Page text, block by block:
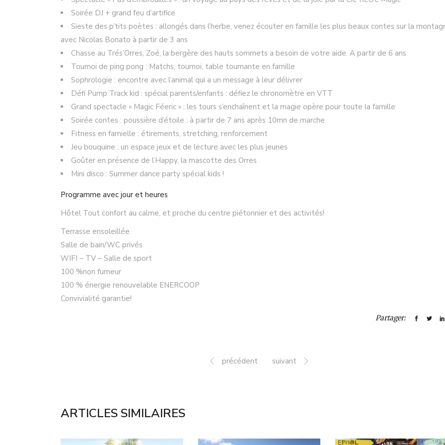
Soirée DJ + grand feu d’artifice
Sieste des p’tits poètes : allongés dans l’herbe, venez écouter en famille les plus beaux contes sur la
avec Nicolas Bonato à partir de 3 ans
Chasse au Trés’Orres, Zoé, la bergère des hauts sommets a besoin de votre aide. A partir de 6 ans
Tournoi de ping pong : Matchs, tournoi, table tournante en famille
Sophrologie : encontre avec l’animal qui a un message à leur délivrer
Défi Pump Track kid : spécial parents/enfants : défiez le chronomètre en VTT
Grand spectacle « Magic Féeric » : les tours s’enchaînent et la magie opère pour toute la famille
Soirée contes : poussière d’étoile : à partir de 7 ans après 10mn de marche
Fitness en famielle : étirements, stretching, renforcement
Jeu bouquine : un espace jeux et de lecture avec les plus jeunes
Goûter en présence de l’Happy, la mascotte des Orres
Mini disco : Summer dance party spécial kids !
Programme avec jour et heures
Hôtel Tout confort au calme, et proche du centre piétonnier et des activités!
Terrasse ensoleillée
Salle de bain/WC privés
WIFI – TV – Salle de sport
100 %non fumeur
100 % énergie renouvelable ENERCOOP
Convivialité garantie!
Partager:
précédent suivant
ARTICLES SIMILAIRES